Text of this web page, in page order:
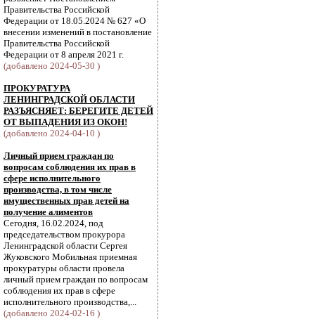
Правительства Российской
Федерации от 18.05.2024 № 627 «О
внесении изменений в постановление
Правительства Российской
Федерации от 8 апреля 2021 г.
(добавлено 2024-05-30 )
ПРОКУРАТУРА
ЛЕНИНГРАДСКОЙ ОБЛАСТИ
РАЗЪЯСНЯЕТ: БЕРЕГИТЕ ДЕТЕЙ
ОТ ВЫПАДЕНИЯ ИЗ ОКОН!
(добавлено 2024-04-10 )
Личный прием граждан по
вопросам соблюдения их прав в
сфере исполнительного
производства, в том числе
имущественных прав детей на
получение алиментов
Сегодня, 16.02.2024, под
председательством прокурора
Ленинградской области Сергея
Жуковского Мобильная приемная
прокуратуры области провела
личный прием граждан по вопросам
соблюдения их прав в сфере
исполнительного производства,...
(добавлено 2024-02-16 )